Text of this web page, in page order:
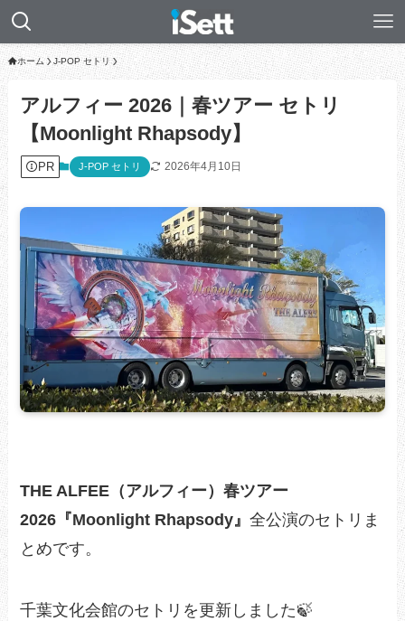
ホーム J-POP セトリ
アルフィー 2026｜春ツアー セトリ
【Moonlight Rhapsody】
PR J-POP セトリ 2026年4月10日
THE ALFEE（アルフィー）春ツアー
2026『Moonlight Rhapsody』全公演のセトリま
とめです。
千葉文化会館のセトリを更新しました🍃